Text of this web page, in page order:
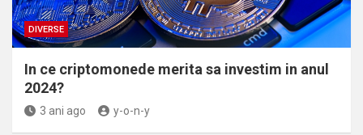
DIVERSE
In ce criptomonede merita sa investim in anul
2024?
3 ani ago y-o-n-y